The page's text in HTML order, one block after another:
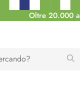
Oltre 20.000